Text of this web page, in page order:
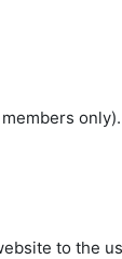
only).
to the